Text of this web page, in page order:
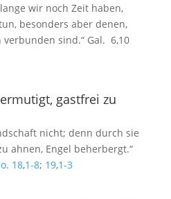
wir noch Zeit haben,
besonders aber denen,
sind.“ Gal. 6,10
gastfrei zu
nicht; denn durch sie
ahnen, Engel beherbergt.“
18,1-8; 19,1-3